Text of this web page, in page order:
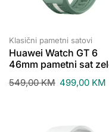
Klasični pametni satovi
Huawei Watch GT 6
46mm pametni sat
549,00KM 499,00 KM